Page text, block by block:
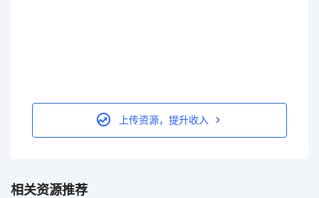
上传资源，提升收入
相关资源推荐